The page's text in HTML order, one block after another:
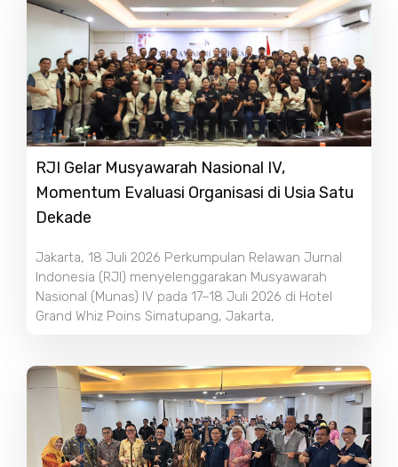
RJI Gelar Musyawarah Nasional IV,
Momentum Evaluasi Organisasi di Usia Satu
Dekade
Jakarta, 18 Juli 2026 Perkumpulan Relawan Jurnal
Indonesia (RJI) menyelenggarakan Musyawarah
Nasional (Munas) IV pada 17–18 Juli 2026 di Hotel
Grand Whiz Poins Simatupang, Jakarta,